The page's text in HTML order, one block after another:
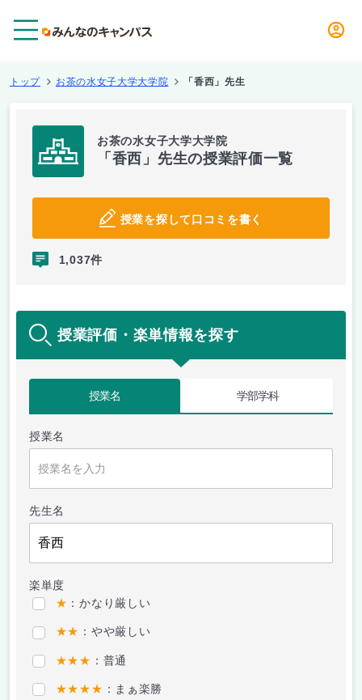
トップ お茶の水女子大学大学院 「香西」先生
お茶の水女子大学大学院
「香西」先生の授業評価一覧
授業を探して口コミを書く
1,037件
授業評価・楽単情報を探す
授業名 学部学科
授業名
先生名
楽単度
★ ：かなり厳しい
★★ ：やや厳しい
★★★ ：普通
★★★★ ：まぁ楽勝